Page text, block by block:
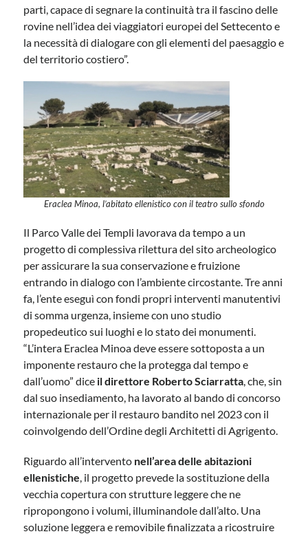
parti, capace di segnare la continuità tra il fascino delle
rovine nell’idea dei viaggiatori europei del Settecento e
la necessità di dialogare con gli elementi del paesaggio e
del territorio costiero”.
Eraclea Minoa, l’abitato ellenistico con il teatro sullo sfondo
Il Parco Valle dei Templi lavorava da tempo a un
progetto di complessiva rilettura del sito archeologico
per assicurare la sua conservazione e fruizione
entrando in dialogo con l’ambiente circostante. Tre anni
fa, l’ente eseguì con fondi propri interventi manutentivi
di somma urgenza, insieme con uno studio
propedeutico sui luoghi e lo stato dei monumenti.
“L’intera Eraclea Minoa deve essere sottoposta a un
imponente restauro che la protegga dal tempo e
dall’uomo” dice il direttore Roberto Sciarratta, che, sin
dal suo insediamento, ha lavorato al bando di concorso
internazionale per il restauro bandito nel 2023 con il
coinvolgendo dell’Ordine degli Architetti di Agrigento.
Riguardo all’intervento nell’area delle abitazioni
ellenistiche, il progetto prevede la sostituzione della
vecchia copertura con strutture leggere che ne
ripropongono i volumi, illuminandole dall’alto. Una
soluzione leggera e removibile finalizzata a ricostruire